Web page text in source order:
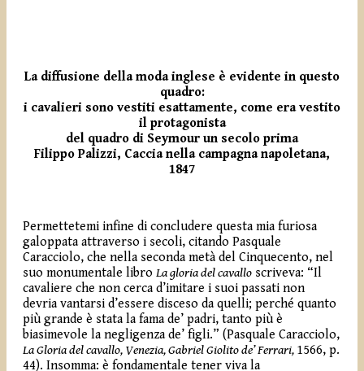
La diffusione della moda inglese è evidente in questo
quadro:
i cavalieri sono vestiti esattamente, come era vestito
il protagonista
del quadro di Seymour un secolo prima
Filippo Palizzi, Caccia nella campagna napoletana,
1847
Permettetemi infine di concludere questa mia furiosa
galoppata attraverso i secoli, citando Pasquale
Caracciolo, che nella seconda metà del Cinquecento, nel
suo monumentale libro La gloria del cavallo scriveva: “Il
cavaliere che non cerca d’imitare i suoi passati non
devria vantarsi d’essere disceso da quelli; perché quanto
più grande è stata la fama de’ padri, tanto più è
biasimevole la negligenza de’ figli.” (Pasquale Caracciolo,
La Gloria del cavallo, Venezia, Gabriel Giolito de’ Ferrari, 1566, p.
44). Insomma: è fondamentale tener viva la